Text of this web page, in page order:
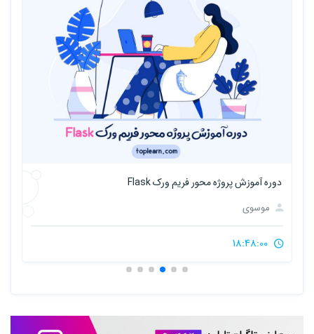
دوره آموزش پروژه محور فریم ورک Flask
موسوی